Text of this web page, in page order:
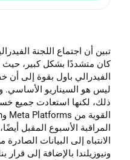
تبين أن اجتماع اللجنة
كان متشددًا بشكل كبير، حيث
الفيدرالي باول بقوة إلى
ليس هو السيناريو
ذلك، لكنها استعادت جميع
المراقبة الأسبوع المقبل
الانتباه إلى البيانات
ونيوزيلندا بالإضافة إلى